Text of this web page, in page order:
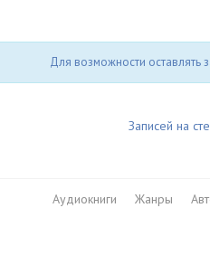
Для возможности оставлять
Записей на
Аудиокниги Жанры